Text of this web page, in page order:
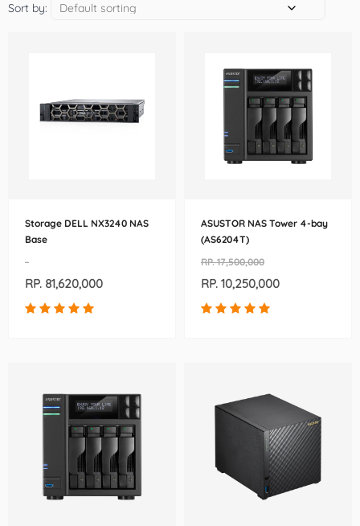
Sort by:
Storage DELL NX3240 NAS
Base
-
RP. 81,620,000
ASUSTOR NAS Tower 4-bay
(AS6204T)
RP. 17,500,000
RP. 10,250,000